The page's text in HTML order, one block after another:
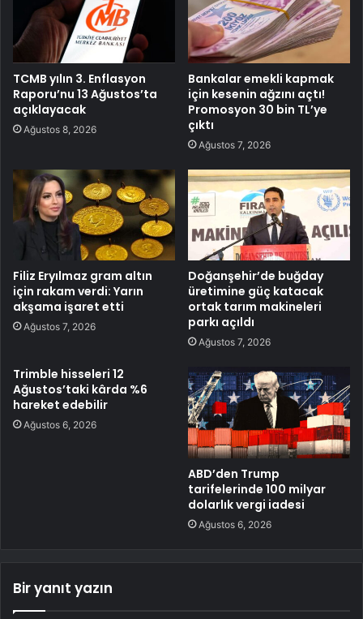
TCMB yılın 3. Enflasyon
Raporu’nu 13 Ağustos’ta
açıklayacak
Ağustos 8, 2026
Bankalar emekli kapmak
için kesenin ağzını açtı!
Promosyon 30 bin TL’ye
çıktı
Ağustos 7, 2026
Filiz Eryılmaz gram altın
için rakam verdi: Yarın
akşama işaret etti
Ağustos 7, 2026
Doğanşehir’de buğday
üretimine güç katacak
ortak tarım makineleri
parkı açıldı
Ağustos 7, 2026
Trimble hisseleri 12
Ağustos’taki kârda %6
hareket edebilir
Ağustos 6, 2026
ABD’den Trump
tarifelerinde 100 milyar
dolarlık vergi iadesi
Ağustos 6, 2026
Bir yanıt yazın